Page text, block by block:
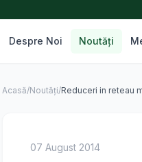
Despre Noi Noutăți
Acasă/Noutăți/Reduceri in reteau
07 August 2014